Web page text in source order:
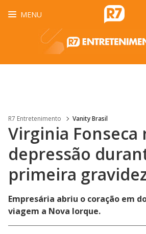
MENU
R7 Entretenimento Vanity Brasil
Virginia Fonseca
depressão
primeira
Empresária abriu o coração em
viagem a Nova Iorque.